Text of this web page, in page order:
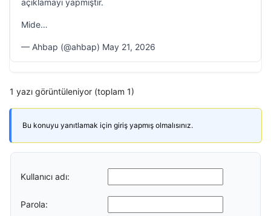
açıklamayı yapmıştır.
Mide…
— Ahbap (@ahbap) May 21, 2026
1 yazı görüntüleniyor (toplam 1)
Bu konuyu yanıtlamak için giriş yapmış olmalısınız.
Kullanıcı adı:
Parola: